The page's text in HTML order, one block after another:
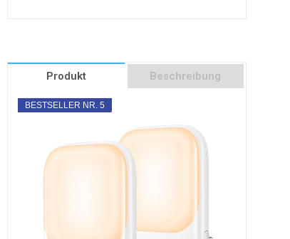
Produkt Beschreibung
BESTSELLER NR. 5